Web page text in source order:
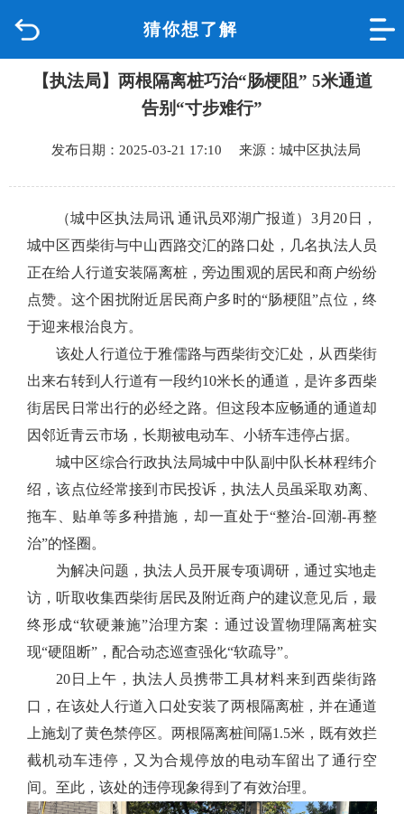
猜你想了解
品质城中
政府信息公开
互动回应
数据专题
【执法局】两根隔离桩巧治“肠梗阻” 5米通道
告别“寸步难行”
发布日期：2025-03-21 17:10 来源：城中区执法局
（城中区执法局讯 通讯员邓湖广报道） 3月20日，
城中区西柴街与中山西路交汇的路口处，几名执法人员
正在给人行道安装隔离桩，旁边围观的居民和商户纷纷
点赞。这个困扰附近居民商户多时的“肠梗阻”点位，终
于迎来根治良方。
该处人行道位于雅儒路与西柴街交汇处，从西柴街
出来右转到人行道有一段约10米长的通道，是许多西柴
街居民日常出行的必经之路。但这段本应畅通的通道却
因邻近青云市场，长期被电动车、小轿车违停占据。
城中区综合行政执法局城中中队副中队长林程纬介
绍，该点位经常接到市民投诉，执法人员虽采取劝离、
拖车、贴单等多种措施，却一直处于“整治-回潮-再整
治”的怪圈。
为解决问题，执法人员开展专项调研，通过实地走
访，听取收集西柴街居民及附近商户的建议意见后，最
终形成“软硬兼施”治理方案：通过设置物理隔离桩实
现“硬阻断”，配合动态巡查强化“软疏导”。
20日上午，执法人员携带工具材料来到西柴街路
口，在该处人行道入口处安装了两根隔离桩，并在通道
上施划了黄色禁停区。两根隔离桩间隔1.5米，既有效拦
截机动车违停，又为合规停放的电动车留出了通行空
间。至此，该处的违停现象得到了有效治理。